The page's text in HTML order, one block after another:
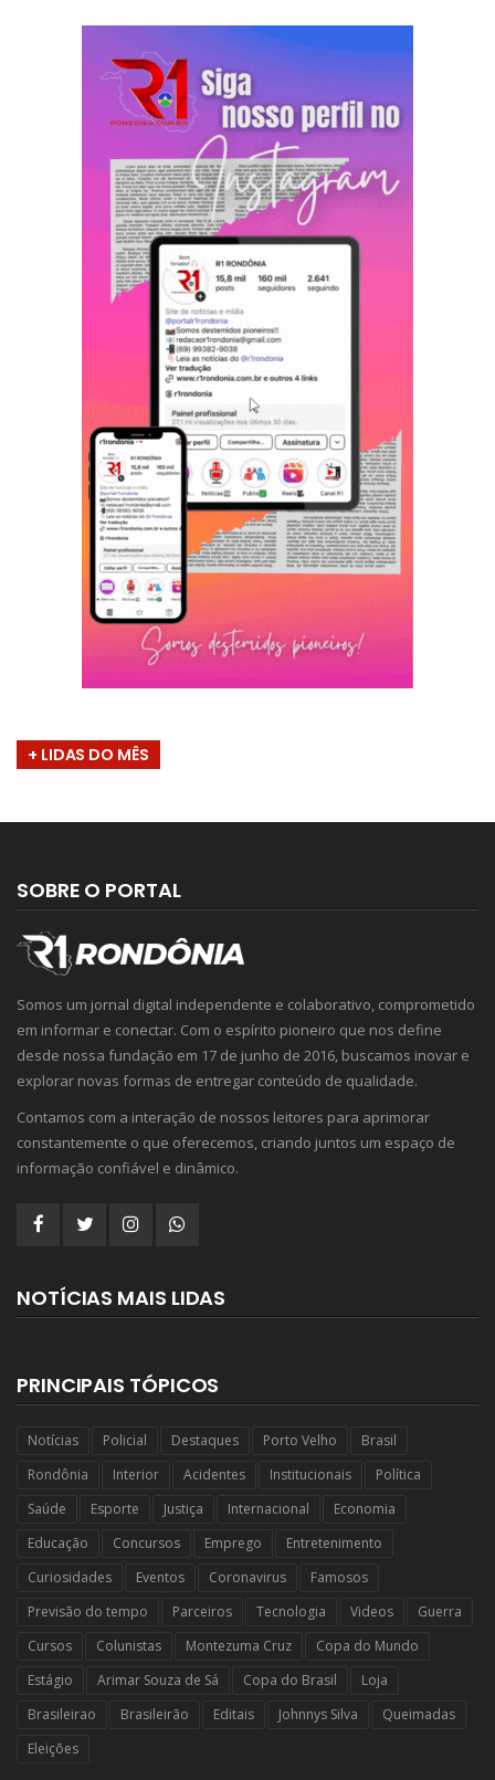
+ LIDAS DO MÊS
SOBRE O PORTAL
Somos um jornal digital independente e colaborativo, comprometido
em informar e conectar. Com o espírito pioneiro que nos define
desde nossa fundação em 17 de junho de 2016, buscamos inovar e
explorar novas formas de entregar conteúdo de qualidade.
Contamos com a interação de nossos leitores para aprimorar
constantemente o que oferecemos, criando juntos um espaço de
informação confiável e dinâmico.
NOTÍCIAS MAIS LIDAS
PRINCIPAIS TÓPICOS
Notícias Policial Destaques Porto Velho
Brasil
Rondônia
Interior Acidentes Institucionais
Política
Saúde
Esporte Justiça Internacional
Economia
Educação
Concursos Emprego
Entretenimento
Curiosidades
Eventos Coronavirus
Famosos
Previsão do tempo
Parceiros Tecnologia Videos
Guerra
Cursos
Colunistas Montezuma Cruz
Copa do Mundo
Estágio
Arimar Souza de Sá Copa do Brasil
Loja
Brasileirao
Brasileirão Editais Johnnys Silva
Queimadas
Eleições